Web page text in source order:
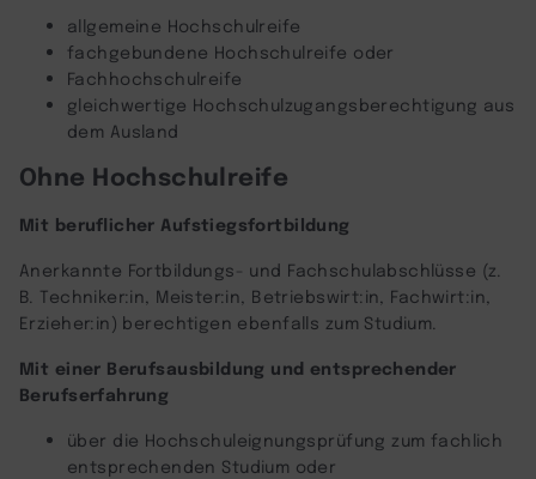
allgemeine Hochschulreife
fachgebundene Hochschulreife oder
Fachhochschulreife
gleichwertige Hochschulzugangsberechtigung aus
dem Ausland
Ohne Hochschulreife
Mit beruflicher Aufstiegsfortbildung
Anerkannte Fortbildungs- und Fachschulabschlüsse (z.
B. Techniker:in, Meister:in, Betriebswirt:in, Fachwirt:in,
Erzieher:in) berechtigen ebenfalls zum Studium.
Mit einer Berufsausbildung und entsprechender
Berufserfahrung
über die Hochschuleignungsprüfung zum fachlich
entsprechenden Studium oder